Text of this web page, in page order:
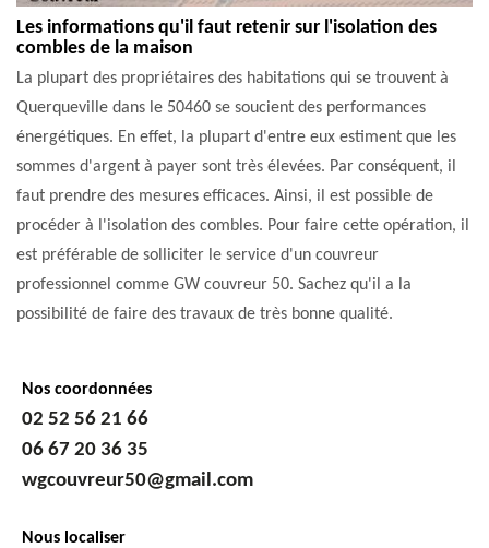
Les informations qu'il faut retenir sur l'isolation des
combles de la maison
La plupart des propriétaires des habitations qui se trouvent à
Querqueville dans le 50460 se soucient des performances
énergétiques. En effet, la plupart d'entre eux estiment que les
sommes d'argent à payer sont très élevées. Par conséquent, il
faut prendre des mesures efficaces. Ainsi, il est possible de
procéder à l'isolation des combles. Pour faire cette opération, il
est préférable de solliciter le service d'un couvreur
professionnel comme GW couvreur 50. Sachez qu'il a la
possibilité de faire des travaux de très bonne qualité.
Nos coordonnées
02 52 56 21 66
06 67 20 36 35
wgcouvreur50@gmail.com
Nous localiser